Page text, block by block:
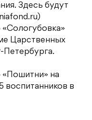
Здесь будут
Царственных
Петербурга.
«Пошитни» на
воспитанников в